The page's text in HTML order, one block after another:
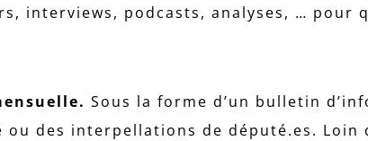
interviews, podcasts, analyses, … pour
Sous la forme d’un bulletin
des interpellations de député.es. Loin